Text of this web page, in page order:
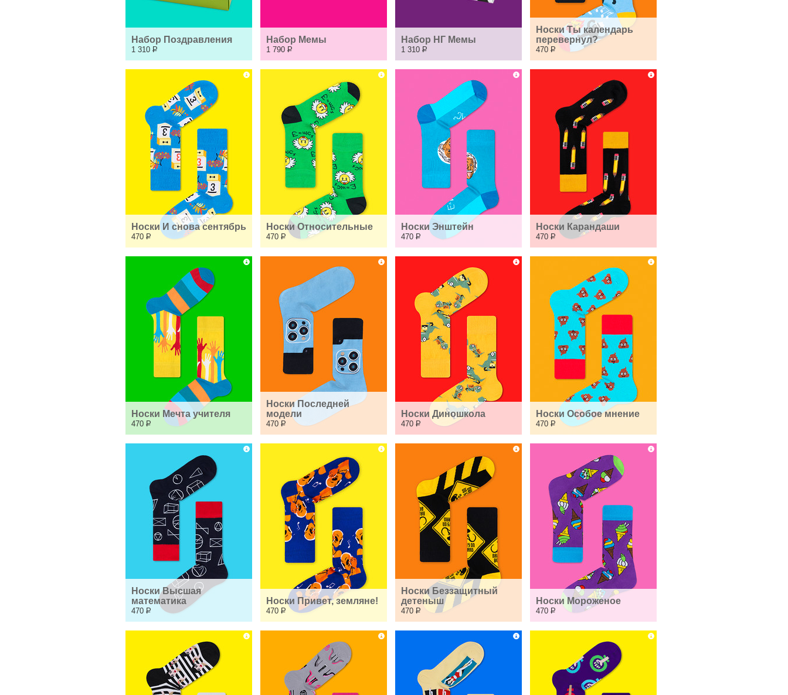
Набор Поздравления
1 310 Р
Набор Мемы
1 790 Р
Набор НГ Мемы
1 310 Р
Носки Ты календарь
перевернул?
470 Р
Носки И снова сентябрь
470 Р
Носки Относительные
470 Р
Носки Энштейн
470 Р
Носки Карандаши
470 Р
Носки Мечта учителя
470 Р
Носки Последней
модели
470 Р
Носки Диношкола
470 Р
Носки Особое мнение
470 Р
Носки Высшая
математика
470 Р
Носки Привет, земляне!
470 Р
Носки Беззащитный
детеныш
470 Р
Носки Мороженое
470 Р